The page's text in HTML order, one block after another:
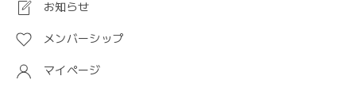
お知らせ
メンバーシップ
マイページ